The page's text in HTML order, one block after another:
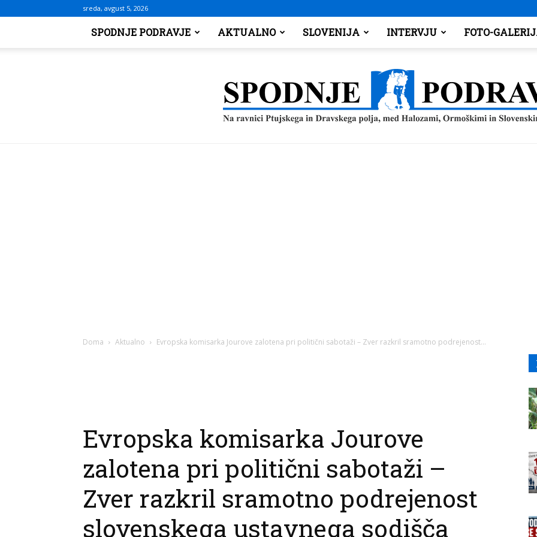
sreda, avgust 5, 2026
SPODNJE PODRAVJE AKTUALNO SLOVENIJA INTERVJU FOTO-
Doma Aktualno Evropska komisarka Jourove zalotena pri politični sabotaži – Zver razkril sramotno podrejenost...
Evropska komisarka Jourove
zalotena pri politični sabotaži –
Zver razkril sramotno podrejenost
slovenskega ustavnega sodišča